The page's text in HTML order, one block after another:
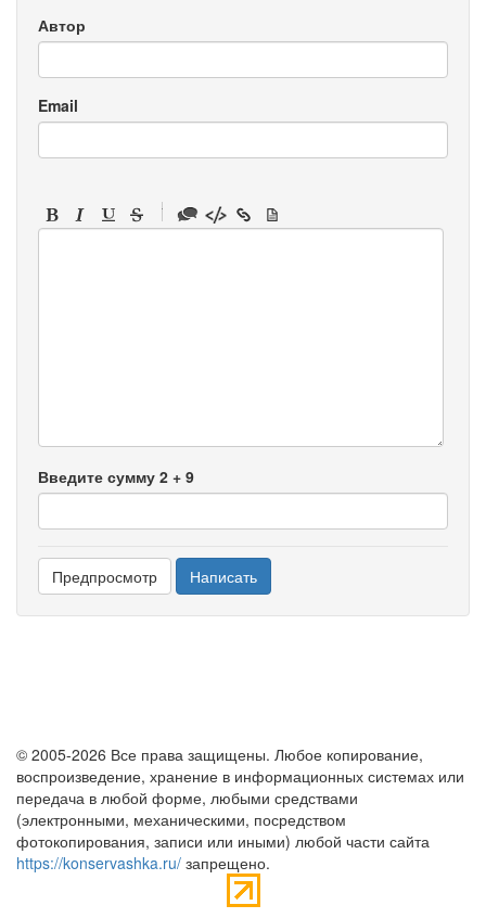
Автор
Email
-
-
Введите сумму 2 + 9
© 2005-2026 Все права защищены. Любое копирование,
воспроизведение, хранение в информационных системах или
передача в любой форме, любыми средствами
(электронными, механическими, посредством
фотокопирования, записи или иными) любой части сайта
https://konservashka.ru/ запрещено.